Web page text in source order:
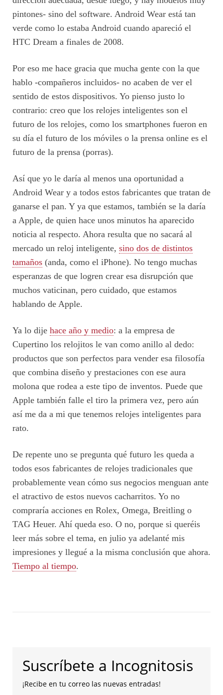
pintones- sino del software. Android Wear está tan
verde como lo estaba Android cuando apareció el
HTC Dream a finales de 2008.
Por eso me hace gracia que mucha gente con la que
hablo -compañeros incluidos- no acaben de ver el
sentido de estos dispositivos. Yo pienso justo lo
contrario: creo que los relojes inteligentes son el
futuro de los relojes, como los smartphones fueron en
su día el futuro de los móviles o la prensa online es el
futuro de la prensa (porras).
Así que yo le daría al menos una oportunidad a
Android Wear y a todos estos fabricantes que tratan de
ganarse el pan. Y ya que estamos, también se la daría
a Apple, de quien hace unos minutos ha aparecido
noticia al respecto. Ahora resulta que no sacará al
mercado un reloj inteligente, sino dos de distintos
tamaños (anda, como el iPhone). No tengo muchas
esperanzas de que logren crear esa disrupción que
muchos vaticinan, pero cuidado, que estamos
hablando de Apple.
Ya lo dije hace año y medio: a la empresa de
Cupertino los relojitos le van como anillo al dedo:
productos que son perfectos para vender esa filosofía
que combina diseño y prestaciones con ese aura
molona que rodea a este tipo de inventos. Puede que
Apple también falle el tiro la primera vez, pero aún
así me da a mi que tenemos relojes inteligentes para
rato.
De repente uno se pregunta qué futuro les queda a
todos esos fabricantes de relojes tradicionales que
probablemente vean cómo sus negocios menguan ante
el atractivo de estos nuevos cacharritos. Yo no
compraría acciones en Rolex, Omega, Breitling o
TAG Heuer. Ahí queda eso. O no, porque si queréis
leer más sobre el tema, en julio ya adelanté mis
impresiones y llegué a la misma conclusión que ahora.
Tiempo al tiempo.
Suscríbete a Incognitosis
¡Recibe en tu correo las nuevas entradas!